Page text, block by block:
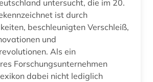
asiatische schriftsteller (1)
Russland, Sowjetunion (5)
Sachsen-Anhalt (1)
Schweden (19)
untersucht, die im 20.
ist durch
beschleunigten Verschleiß,
und
Als ein
Forschungsunternehmen
dabei nicht lediglich